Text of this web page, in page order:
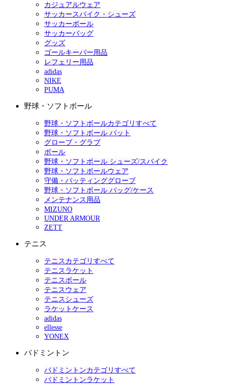
カジュアルウェア
サッカースパイク・シューズ
サッカーボール
サッカーバッグ
グッズ
ゴールキーパー用品
レフェリー用品
adidas
NIKE
PUMA
野球・ソフトボール
野球・ソフトボールカテゴリすべて
野球・ソフトボール バット
グローブ・グラブ
ボール
野球・ソフトボール シューズ/スパイク
野球・ソフトボールウェア
守備・バッティンググローブ
野球・ソフトボール バッグ/ケース
メンテナンス用品
MIZUNO
UNDER ARMOUR
ZETT
テニス
テニスカテゴリすべて
テニスラケット
テニスボール
テニスウェア
テニスシューズ
ラケットケース
adidas
ellesse
YONEX
バドミントン
バドミントンカテゴリすべて
バドミントンラケット